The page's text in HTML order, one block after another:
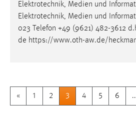
Elektrotechnik, Medien und
Elektrotechnik, Medien und
023 Telefon +49 (9621) 482-3612
de https://www.oth-aw.de/
« 1 2 3 4 5 6